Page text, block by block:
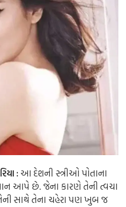
:આ દેશની સ્ત્રીઓ પોતાના
આપે છે. જેના કારણે તેની ત્વચા
સાથે તેના ચહેરા પણ ખુબ જ